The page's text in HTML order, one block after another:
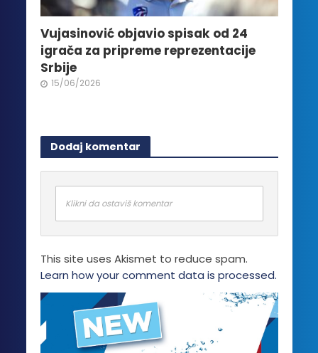
Vujasinović objavio spisak od 24
igrača za pripreme reprezentacije
Srbije
15/06/2026
Dodaj komentar
Klikni da ostaviš komentar
This site uses Akismet to reduce spam.
Learn how your comment data is processed.